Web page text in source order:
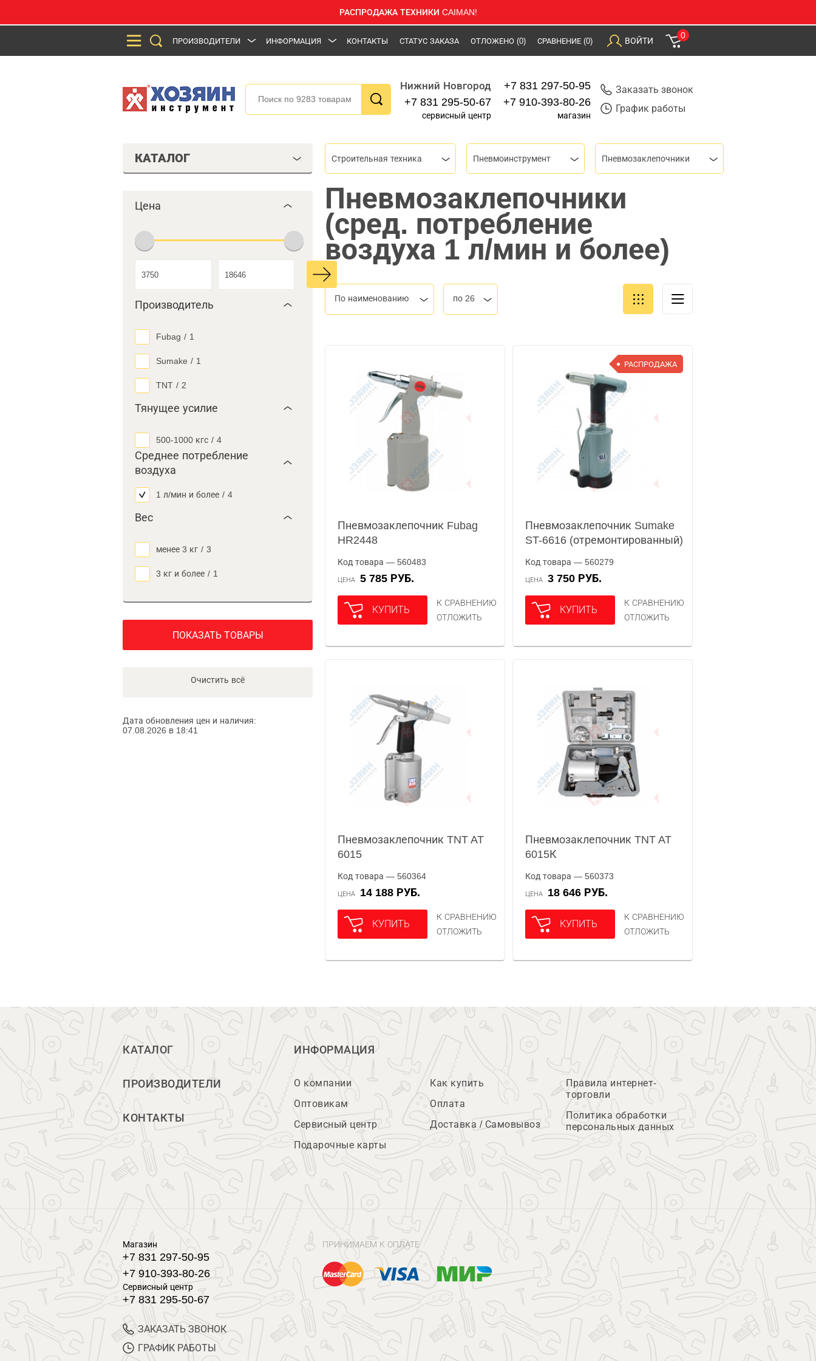
РАСПРОДАЖА ТЕХНИКИ CAIMAN!
ПРОИЗВОДИТЕЛИ ИНФОРМАЦИЯ КОНТАКТЫ СТАТУС ЗАКАЗА ОТЛОЖЕНО (0) СРАВНЕНИЕ (0) ВОЙТИ
0
Нижний Новгород
+7 831 295-50-67
сервисный центр
+7 831 297-50-95
+7 910-393-80-26
магазин
Заказать звонок
График работы
КАТАЛОГ
Цена
Производитель
Fubag / 1
Sumake / 1
TNT / 2
Тянущее усилие
500-1000 кгс / 4
Среднее потребление
воздуха
1 л/мин и более / 4
Вес
менее 3 кг / 3
3 кг и более / 1
ПОКАЗАТЬ ТОВАРЫ
Очистить всё
Дата обновления цен и наличия:
07.08.2026 в 18:41
Строительная техника Пневмоинструмент Пневмозаклепочники
Пневмозаклепочники
(сред. потребление
воздуха 1 л/мин и более)
По наименованию по 26
Пневмозаклепочник Fubag
HR2448
Код товара — 560483
ЦЕНА 5 785 РУБ.
КУПИТЬ
К СРАВНЕНИЮ
ОТЛОЖИТЬ
РАСПРОДАЖА
Пневмозаклепочник Sumake
ST-6616 (отремонтированный)
Код товара — 560279
ЦЕНА 3 750 РУБ.
КУПИТЬ
К СРАВНЕНИЮ
ОТЛОЖИТЬ
Пневмозаклепочник TNT AT
6015
Код товара — 560364
ЦЕНА 14 188 РУБ.
КУПИТЬ
К СРАВНЕНИЮ
ОТЛОЖИТЬ
Пневмозаклепочник TNT AT
6015К
Код товара — 560373
ЦЕНА 18 646 РУБ.
КУПИТЬ
К СРАВНЕНИЮ
ОТЛОЖИТЬ
КАТАЛОГ
ПРОИЗВОДИТЕЛИ
КОНТАКТЫ
ИНФОРМАЦИЯ
О компании
Оптовикам
Сервисный центр
Подарочные карты
Как купить
Оплата
Доставка / Самовывоз
Правила интернет-
торговли
Политика обработки
персональных данных
Магазин
+7 831 297-50-95
+7 910-393-80-26
Сервисный центр
+7 831 295-50-67
ЗАКАЗАТЬ ЗВОНОК
ГРАФИК РАБОТЫ
ПРИНИМАЕМ К ОПЛАТЕ